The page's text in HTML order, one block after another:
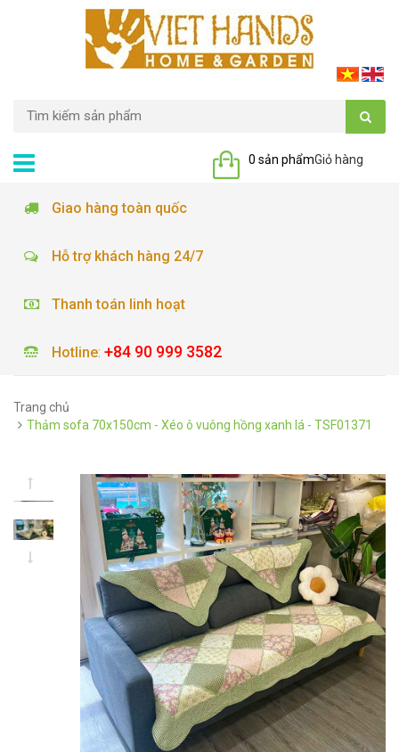
Giỏ hàng
0 sản phẩm
Giao hàng toàn quốc
Hỗ trợ khách hàng 24/7
Thanh toán linh hoạt
Hotline: +84 90 999 3582
Trang chủ
Thảm sofa 70x150cm - Xéo ô vuông hồng xanh lá - TSF01371